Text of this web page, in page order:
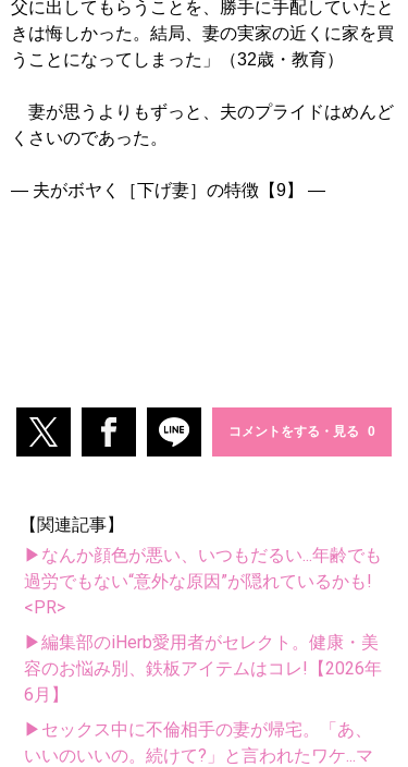
父に出してもらうことを、勝手に手配していたと
きは悔しかった。結局、妻の実家の近くに家を買
うことになってしまった」（32歳・教育）
妻が思うよりもずっと、夫のプライドはめんど
くさいのであった。
― 夫がボヤく［下げ妻］の特徴【9】 ―
コメントをする・見る
【関連記事】
▶なんか顔色が悪い、いつもだるい...年齢でも
過労でもない“意外な原因”が隠れているかも!
<PR>
▶編集部のiHerb愛用者がセレクト。健康・美
容のお悩み別、鉄板アイテムはコレ!【2026年
6月】
▶セックス中に不倫相手の妻が帰宅。「あ、
いいのいいの。続けて?」と言われたワケ...マ